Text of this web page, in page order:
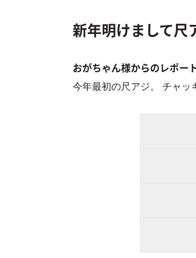
新年明けまして尺
おがちゃん様からのレポー
今年最初の尺アジ。 チャッ